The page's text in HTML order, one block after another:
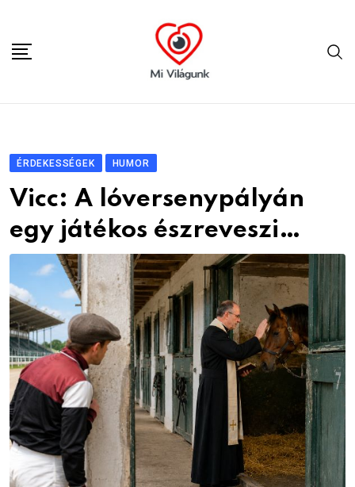
content
ÉRDEKESSÉGEK HUMOR
Vicc: A lóversenypályán
egy játékos észreveszi…